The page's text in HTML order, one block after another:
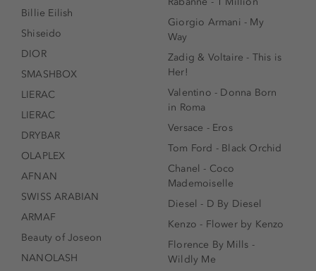
Billie Eilish
Shiseido
DIOR
SMASHBOX
LIERAC
LIERAC
DRYBAR
OLAPLEX
AFNAN
SWISS ARABIAN
ARMAF
Beauty of Joseon
NANOLASH
Giorgio Armani - My
Way
Zadig & Voltaire - This is
Her!
Valentino - Donna Born
in Roma
Versace - Eros
Tom Ford - Black Orchid
Chanel - Coco
Mademoiselle
Diesel - D By Diesel
Kenzo - Flower by Kenzo
Florence By Mills -
Wildly Me